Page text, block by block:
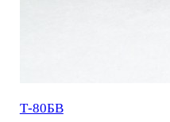
Т-80БВ